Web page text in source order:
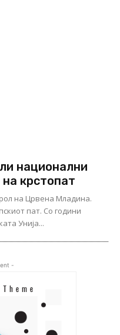
национални
крстопат
на Црвена Младина.
пат. Со години
Унија...
-